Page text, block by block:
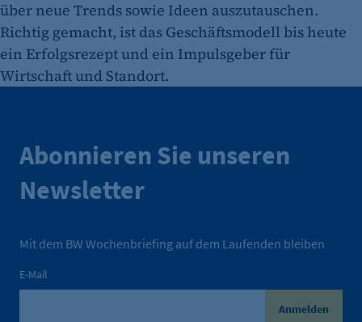
über neue Trends sowie Ideen auszutauschen.
Richtig gemacht, ist das Geschäftsmodell bis heute
ein Erfolgsrezept und ein Impulsgeber für
Wirtschaft und Standort.
Abonnieren Sie unseren
Newsletter
Mit dem BW Wochenbriefing auf dem Laufenden bleiben
E-Mail
Anmelden